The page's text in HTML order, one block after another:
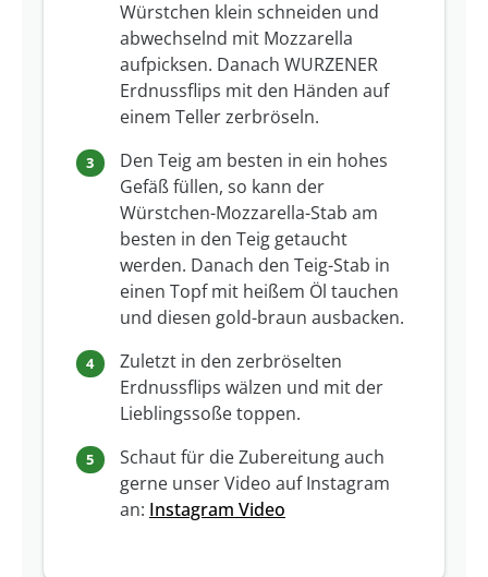
Würstchen klein schneiden und
abwechselnd mit Mozzarella
aufpicksen. Danach WURZENER
Erdnussflips mit den Händen auf
einem Teller zerbröseln.
Den Teig am besten in ein hohes
Gefäß füllen, so kann der
Würstchen-Mozzarella-Stab am
besten in den Teig getaucht
werden. Danach den Teig-Stab in
einen Topf mit heißem Öl tauchen
und diesen gold-braun ausbacken.
Zuletzt in den zerbröselten
Erdnussflips wälzen und mit der
Lieblingssoße toppen.
Schaut für die Zubereitung auch
gerne unser Video auf Instagram
an: Instagram Video